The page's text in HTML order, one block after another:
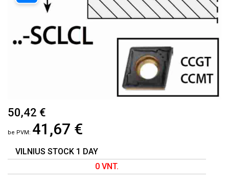
Į
PAVEIKSLĖLIŲ
PRADŽIĄ
50,42 €
41,67 €
VILNIUS STOCK 1 DAY
0 VNT.